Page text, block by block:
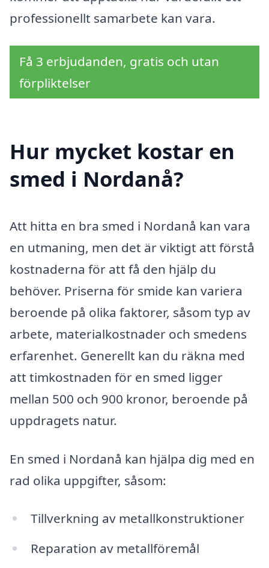
professionellt samarbete kan vara.
Få 3 erbjudanden, gratis och utan
förpliktelser
Hur mycket kostar en
smed i Nordanå?
Att hitta en bra smed i Nordanå kan vara
en utmaning, men det är viktigt att förstå
kostnaderna för att få den hjälp du
behöver. Priserna för smide kan variera
beroende på olika faktorer, såsom typ av
arbete, materialkostnader och smedens
erfarenhet. Generellt kan du räkna med
att timkostnaden för en smed ligger
mellan 500 och 900 kronor, beroende på
uppdragets natur.
En smed i Nordanå kan hjälpa dig med en
rad olika uppgifter, såsom:
Tillverkning av metallkonstruktioner
Reparation av metallföremål